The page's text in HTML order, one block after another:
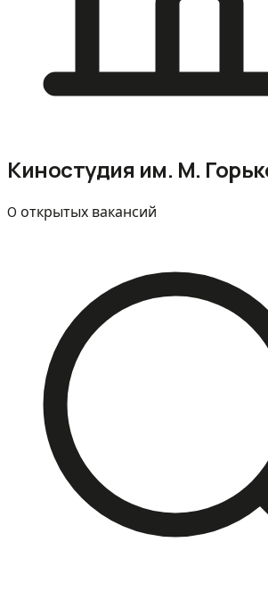
Киностудия им. М.
0 открытых вакансий